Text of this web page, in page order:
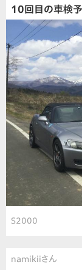
10回目の車検
S2000
namikiiさん